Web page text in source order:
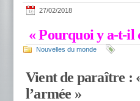
27/02/2018
« Pourquoi y a-t-il
Nouvelles du monde
Vient de paraître :
l’armée »